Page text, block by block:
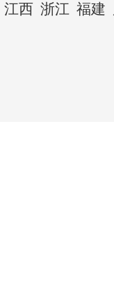
江西 浙江 福建